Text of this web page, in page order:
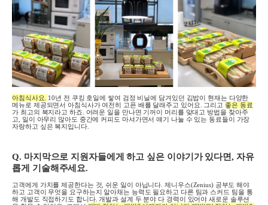
아침식사요 10년 전 쿠킹 호일에 쌓여 검정 비닐에 담겨있던 김밥이 현재는 다양한
메뉴로 제공되면서 아침식사가 여전히 고픈 배를 달래주고 있어요 그리고 좋은 동료
가 최고의 복지라고 하죠
어려운 일을 만나면 기꺼이 머리를 맞대고 방법을 찾아주
고
일이 아무리 많아도 중간에 커피도 마셔가면서 얘기 나눌 수 있는 동료들이 가장
자랑하고 싶은 복지입니다.
Q. 마지막으로 지원자들에게 하고 싶은 이야기가 있다면, 자유
롭게 기술해주세요.
고객에게 가치를 제공한다는 것 ,쉬운 일이 아닙니다 .제니우스(Zenius) 공부도 해야
하고 고객이 무엇을 요구하는지 알아채는 능력도 필요하고 다른 팀과 스커드 팀을 통
해 개발도 직접하기도 합니다. 개발과 설계 두 분야 다 경력이 있어야 새로운 솔루션